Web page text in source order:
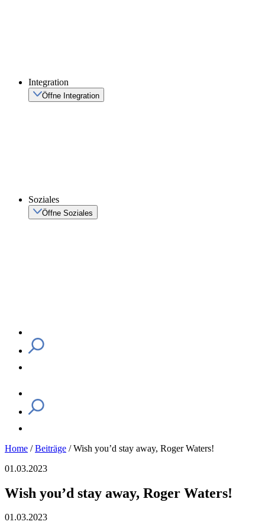
Integration
Öffne Integration
Soziales
Öffne Soziales
Home /Beiträge /Wish you’d stay away, Roger Waters!
01.03.2023
Wish you’d stay away, Roger Waters!
01.03.2023